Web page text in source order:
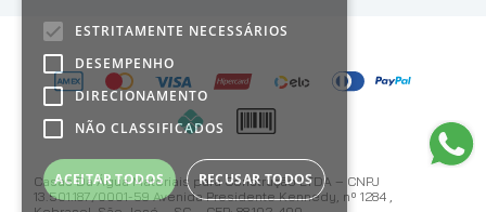
Casas Da Água Materiais para Construção LTDA – CNPJ
13.501.187/0001-59 Avenida Presidente Kennedy, nº 1284 ,
ESTRITAMENTE NECESSÁRIOS
DESEMPENHO
DIRECIONAMENTO
NÃO CLASSIFICADOS
ACEITAR TODOS RECUSAR TODOS